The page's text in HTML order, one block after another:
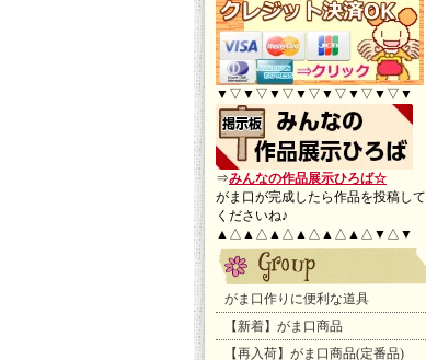
▼▽▼▽▼▽▼▽▼▽▼▽▼▽▼
⇒みんなの作品展示ひろば☆
がま口が完成したら作品を投稿して
くださいね♪
▲△▲△▲△▲△▲△▲△▼△▼
がま口作りに便利な道具
【新着】がま口商品
【再入荷】がま口商品(定番品)